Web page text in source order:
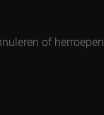
of herroepen